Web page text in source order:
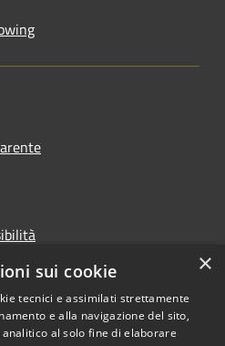
×
sui cookie
tecnici e assimilati strettamente
e alla navigazione del sito,
al solo fine di elaborare